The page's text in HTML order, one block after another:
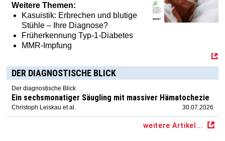
Weitere Themen:
Kasuistik: Erbrechen und blutige
Stühle – Ihre Diagnose?
Früherkennung Typ-1-Diabetes
MMR-Impfung
DER DIAGNOSTISCHE BLICK
Der diagnostische Blick
Ein sechsmonatiger Säugling mit massiver Hämatochezie
Christoph Leiskau et al. 30.07.2026
weitere Artikel...